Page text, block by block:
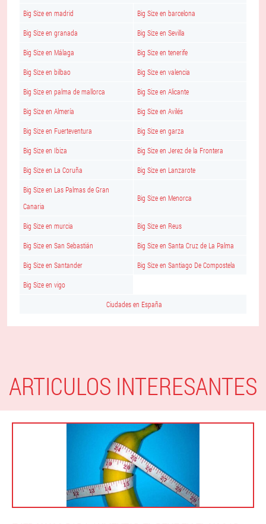
Big Size en madrid Big Size en barcelona
Big Size en granada Big Size en Sevilla
Big Size en Málaga Big Size en tenerife
Big Size en bilbao Big Size en valencia
Big Size en palma de mallorca Big Size en Alicante
Big Size en Almería Big Size en Avilés
Big Size en Fuerteventura Big Size en garza
Big Size en Ibiza Big Size en Jerez de la Frontera
Big Size en La Coruña Big Size en Lanzarote
Big Size en Las Palmas de Gran
Canaria
Big Size en Menorca
Big Size en murcia Big Size en Reus
Big Size en San Sebastián Big Size en Santa Cruz de La Palma
Big Size en Santander Big Size en Santiago De Compostela
Big Size en vigo
Ciudades en España
ARTICULOS INTERESANTES